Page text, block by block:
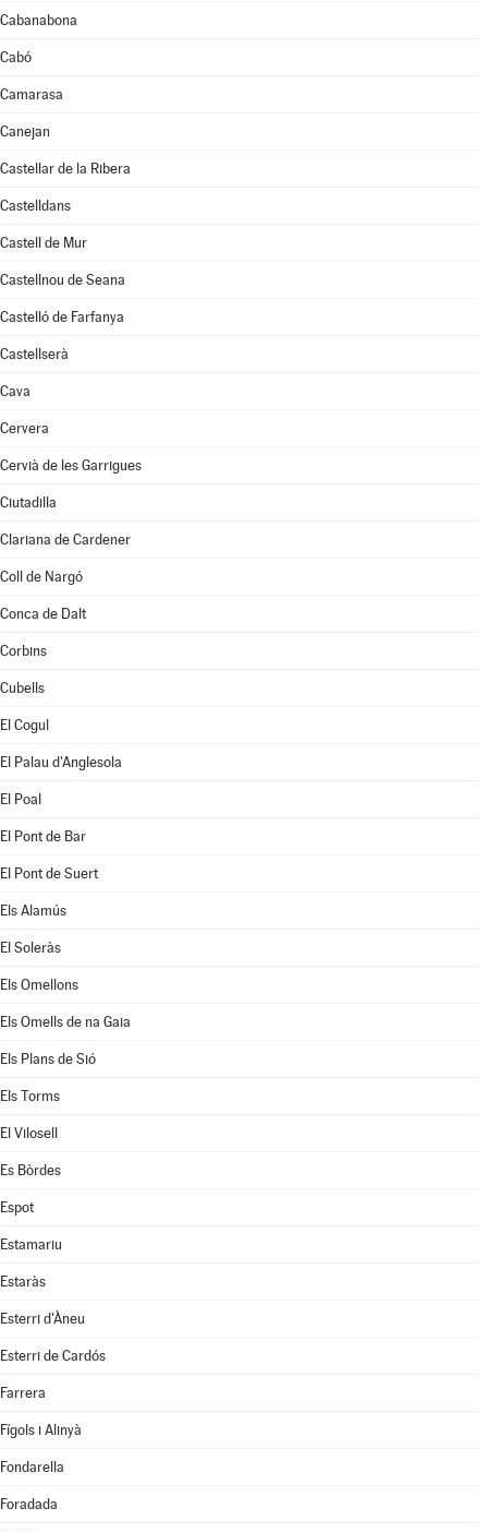
Cabanabona
Cabó
Camarasa
Canejan
Castellar de la Ribera
Castelldans
Castell de Mur
Castellnou de Seana
Castelló de Farfanya
Castellserà
Cava
Cervera
Cervià de les Garrigues
Ciutadilla
Clariana de Cardener
Coll de Nargó
Conca de Dalt
Corbins
Cubells
El Cogul
El Palau d'Anglesola
El Poal
El Pont de Bar
El Pont de Suert
Els Alamús
El Soleràs
Els Omellons
Els Omells de na Gaia
Els Plans de Sió
Els Torms
El Vilosell
Es Bòrdes
Espot
Estamariu
Estaràs
Esterri d'Àneu
Esterri de Cardós
Farrera
Fígols i Alinyà
Fondarella
Foradada